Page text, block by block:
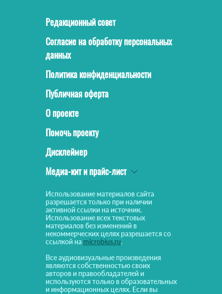
Редакционный совет
Согласие на обработку персональных
данных
Политика конфиденциальности
Публичная оферта
О проекте
Помочь проекту
Дисклеймер
Медиа-кит и прайс-лист
Использование материалов сайта
разрешается только при наличии
активной ссылки на источник.
Использование всех текстовых
материалов без изменений в
некоммерческих целях разрешается со
ссылкой на microbius.ru.
Все аудиовизуальные произведения
являются собственностью своих
авторов и правообладателей и
используются только в образовательных
и информационных целях. Если вы